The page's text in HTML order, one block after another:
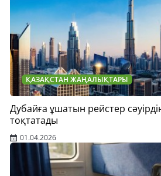
ҚАЗАҚСТАН ЖАҢАЛЫҚТАРЫ
Дубайға ұшатын рейстер
тоқтатады
01.04.2026